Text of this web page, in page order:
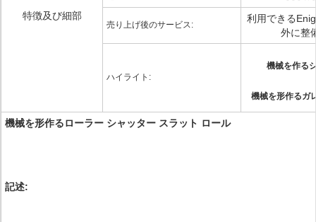
特徴及び細部
売り上げ後のサービス:
利用できる
外に整
ハイライト:
機械を作る
機械を形作るガ
機械を形作るローラー シャッター スラット ロール
記述: